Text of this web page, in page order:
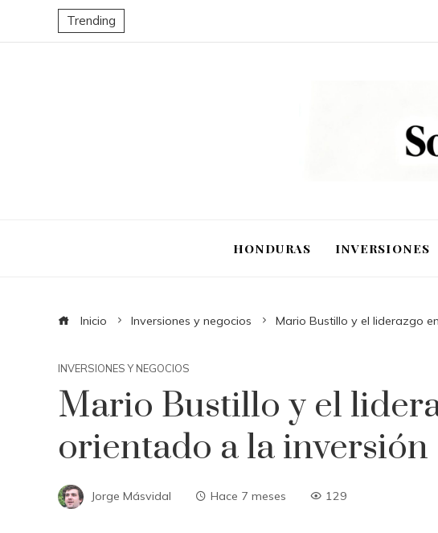
Trending
HONDURAS INVERSIONES
Inicio Inversiones y negocios Mario Bustillo y el liderazgo
INVERSIONES Y NEGOCIOS
Mario Bustillo y el
orientado a la inversión
Jorge Másvidal Hace 7 meses 129